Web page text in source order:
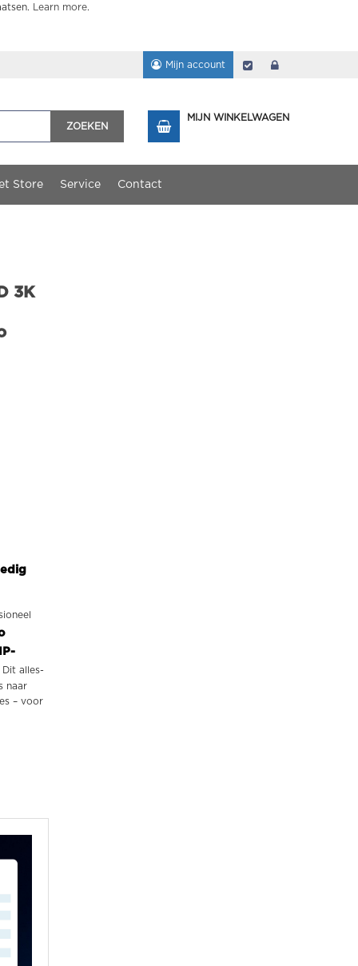
Learn more.
Mijn account Afrekenen
ZOEKEN
MIJN WINKELWAGEN
Store Service Contact
3K
Dit alles-
naar
– voor